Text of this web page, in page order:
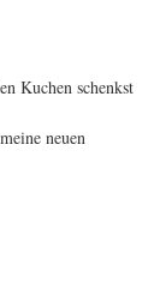
Kuchen schenkst
neuen